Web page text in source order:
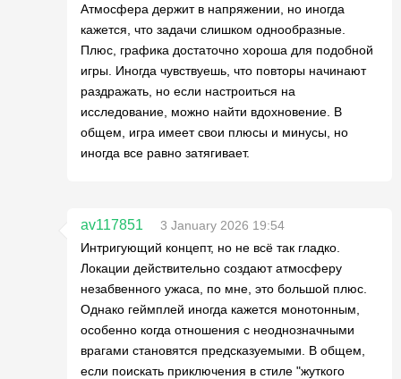
Атмосфера держит в напряжении, но иногда
кажется, что задачи слишком однообразные.
Плюс, графика достаточно хороша для подобной
игры. Иногда чувствуешь, что повторы начинают
раздражать, но если настроиться на
исследование, можно найти вдохновение. В
общем, игра имеет свои плюсы и минусы, но
иногда все равно затягивает.
av117851
3 January 2026 19:54
Интригующий концепт, но не всё так гладко.
Локации действительно создают атмосферу
незабвенного ужаса, по мне, это большой плюс.
Однако геймплей иногда кажется монотонным,
особенно когда отношения с неоднозначными
врагами становятся предсказуемыми. В общем,
если поискать приключения в стиле "жуткого